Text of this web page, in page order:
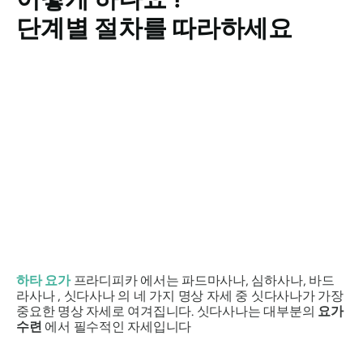
단계별 절차를 따라하세요
하타 요가프라디피카 에서는 파드마사나, 심하사나, 바드
라사나 , 싯다사나의 네 가지 명상 자세 중 싯다사나가가장
중요한 명상 자세로 여겨집니다. 싯다사나는 대부분의 요가
수련 에서 필수적인 자세입니다